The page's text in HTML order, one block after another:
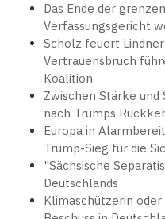
Das Ende der
Verfassungsgericht
Scholz feuert
Vertrauensbruch
Koalition
Zwischen Stärke und
nach Trumps
Europa in
Trump-Sieg für die
"Sächsische
Deutschlands
Klimaschützerin